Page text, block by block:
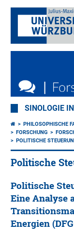
SINOLOGIE
PHILOSOPHISCHE
FORSCHUNG
POLITISCHE
Politische
Politische
Eine Analyse
Energien